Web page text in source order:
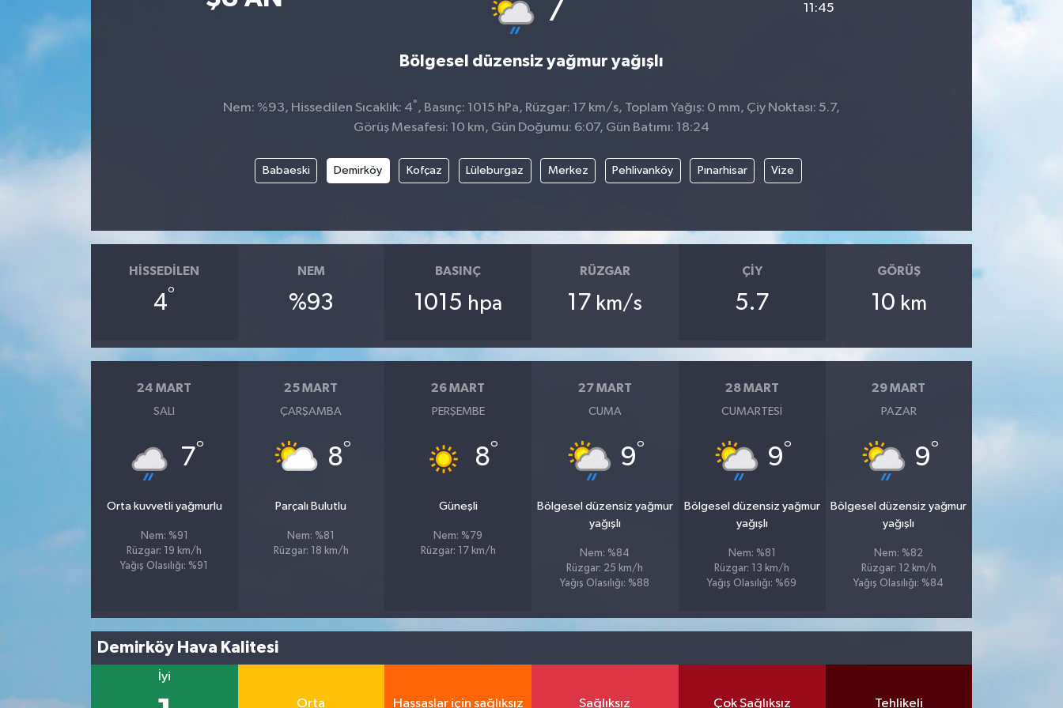
7
Bölgesel düzensiz yağmur yağışlı
11:45
Nem: %93, Hissedilen Sıcaklık: 4° , Basınç: 1015 hPa, Rüzgar: 17 km/s, Toplam Yağış: 0 mm, Çiy Noktası: 5.7,
Görüş Mesafesi: 10 km, Gün Doğumu: 6:07, Gün Batımı: 18:24
Babaeski Demirköy Kofçaz Lüleburgaz Merkez Pehlivanköy Pınarhisar Vize
HISSEDILEN
4°
NEM
%93
BASINÇ
1015 hpa
RÜZGAR
17 km/s
ÇIY
5.7
GÖRÜŞ
10 km
24 MART
SALI
7°
Orta kuvvetli yağmurlu
Nem: %91
Rüzgar: 19 km/h
Yağış Olasılığı: %91
25 MART
ÇARŞAMBA
8°
Parçalı Bulutlu
Nem: %81
Rüzgar: 18 km/h
26 MART
PERŞEMBE
8°
Güneşli
Nem: %79
Rüzgar: 17 km/h
27 MART
CUMA
9°
Bölgesel düzensiz yağmur
yağışlı
Nem: %84
Rüzgar: 25 km/h
Yağış Olasılığı: %88
28 MART
CUMARTESI
9°
Bölgesel düzensiz yağmur
yağışlı
Nem: %81
Rüzgar: 13 km/h
Yağış Olasılığı: %69
29 MART
PAZAR
9°
Bölgesel düzensiz yağmur
yağışlı
Nem: %82
Rüzgar: 12 km/h
Yağış Olasılığı: %84
Demirköy Hava Kalitesi
İyi
Orta Hassaslar için sağlıksız Sağlıksız Çok Sağlıksız Tehlikeli
Kültür-Sanat
Spor